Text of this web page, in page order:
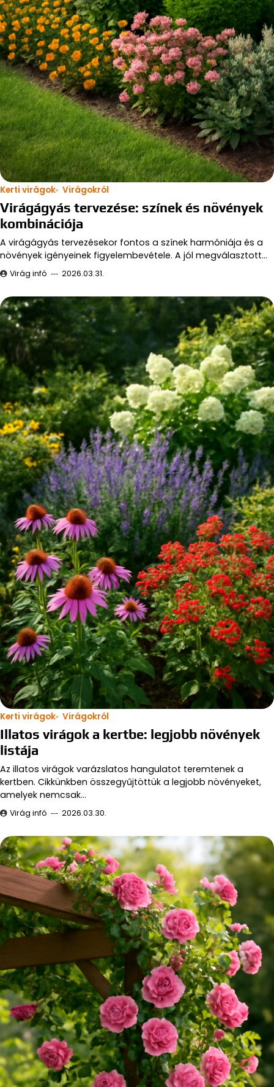
Kerti virágok Virágokról
Virágágyás tervezése: színek és növények
kombinációja
A virágágyás tervezésekor fontos a színek harmóniája és a
növények igényeinek figyelembevétele. A jól megválasztott…
Virág infó 2026.03.31.
Kerti virágok Virágokról
Illatos virágok a kertbe: legjobb növények
listája
Az illatos virágok varázslatos hangulatot teremtenek a
kertben. Cikkünkben összegyűjtöttük a legjobb növényeket,
amelyek nemcsak…
Virág infó 2026.03.30.